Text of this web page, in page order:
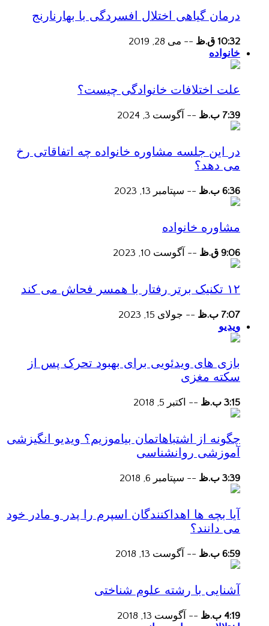
درمان گیاهی اختلال افسردگی با بهارنارنج
10:32 ق.ظ -- می 28, 2019
خانواده
علت اختلافات خانوادگی چیست؟
7:39 ب.ظ -- آگوست 3, 2024
در این جلسه مشاوره خانواده چه اتفاقاتی رخ
می دهد؟
6:36 ب.ظ -- سپتامبر 13, 2023
مشاوره خانواده
9:06 ق.ظ -- آگوست 10, 2023
۱۲ تکنیک برتر رفتار با همسر فحاش می کند
7:07 ب.ظ -- جولای 15, 2023
ویدیو
بازی های ویدئویی برای بهبود تحرک پس از
سکته مغزی
3:15 ب.ظ -- اکتبر 5, 2018
چگونه از اشتباهاتمان بیاموزیم؟ ویدیو انگیزشی
آموزشی روانشناسی
3:39 ب.ظ -- سپتامبر 6, 2018
آیا بچه ها اهداکنندگان اسپرم را پدر و مادر خود
می دانند؟
6:59 ب.ظ -- آگوست 13, 2018
آشنایی با رشته علوم شناختی
4:19 ب.ظ -- آگوست 13, 2018